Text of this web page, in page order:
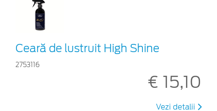
Ceară de lustruit High Shine
2753116
€ 15,10
Vezi detalii